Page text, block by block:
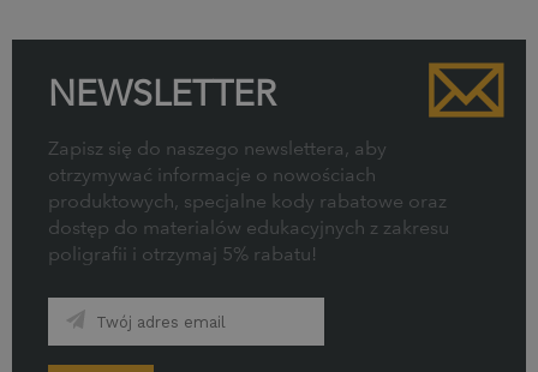
NEWSLETTER
Zapisz się do naszego newslettera, aby
otrzymywać informacje o nowościach
produktowych, specjalne kody rabatowe oraz
dostęp do materiałów edukacyjnych z zakresu
poligrafii i otrzymaj 5% rabatu!